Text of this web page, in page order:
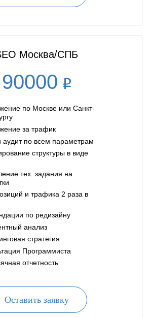
Москва/СПБ
90000
по Москве или Санкт-
за трафик
по всем параметрам
структуры в виде
тех. задания на
и трафика 2 раза в
по редизайну
анализ
стратегия
Программиста
отчетность
Оставить заявку